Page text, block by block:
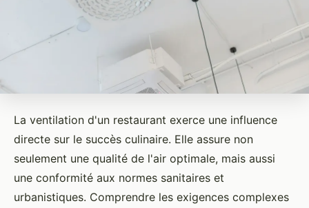
La ventilation d'un restaurant exerce une influence
directe sur le succès culinaire. Elle assure non
seulement une qualité de l'air optimale, mais aussi
une conformité aux normes sanitaires et
urbanistiques. Comprendre les exigences complexes